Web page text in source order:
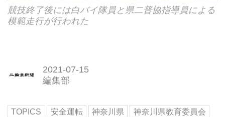
競技終了後には白バイ隊員と県二普協指導員による
模範走行が行われた
2021-07-15
編集部
TOPICS 安全運転 神奈川県
神奈川県教育委員会